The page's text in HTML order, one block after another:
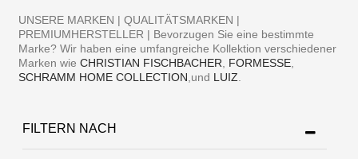
UNSERE MARKEN | QUALITÄTSMARKEN |
PREMIUMHERSTELLER | Bevorzugen Sie eine bestimmte
Marke? Wir haben eine umfangreiche Kollektion verschiedener
Marken wieCHRISTIAN FISCHBACHER FORMESSE
SCHRAMM HOME COLLECTION ,und LUIZ
FILTERN NACH